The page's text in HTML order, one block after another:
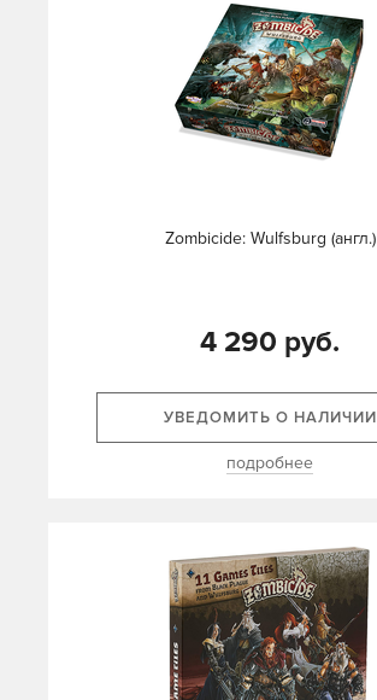
Zombicide: Wulfsburg (англ.)
4 290 руб.
УВЕДОМИТЬ О НАЛИЧИИ
подробнее